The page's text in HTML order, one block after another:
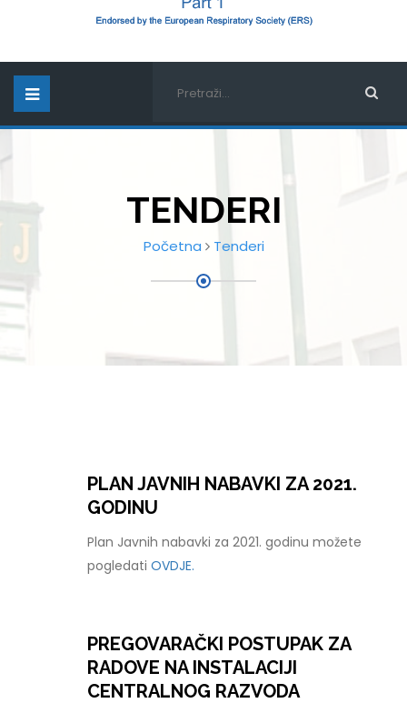
TENDERI
Početna Tenderi
PLAN JAVNIH NABAVKI ZA 2021.
GODINU
Plan Javnih nabavki za 2021. godinu možete
pogledatiOVDJE.
PREGOVARAČKI POSTUPAK ZA
RADOVE NA INSTALACIJI
CENTRALNOG RAZVODA